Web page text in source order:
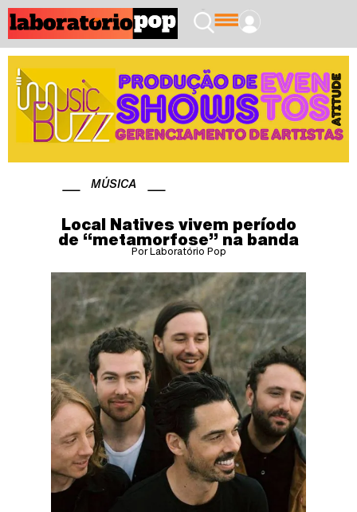
MÚSICA
Local Natives vivem período
de “metamorfose” na banda
Por Laboratório Pop